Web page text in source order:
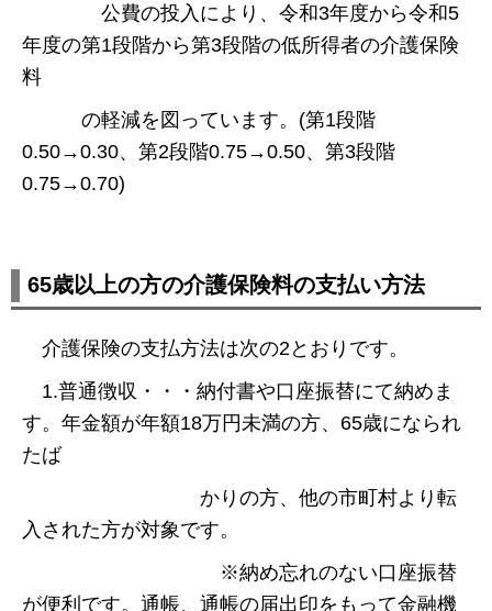
公費の投入により、令和3年度から令和5
年度の第1段階から第3段階の低所得者の介護保険
料
の軽減を図っています。(第1段階
0.50→0.30、第2段階0.75→0.50、第3段階
0.75→0.70)
65歳以上の方の介護保険料の支払い方法
介護保険の支払方法は次の2とおりです。
1.普通徴収・・・納付書や口座振替にて納めま
す。年金額が年額18万円未満の方、65歳になられ
たば
かりの方、他の市町村より転
入された方が対象です。
※納め忘れのない口座振替
が便利です。通帳、通帳の届出印をもって金融機